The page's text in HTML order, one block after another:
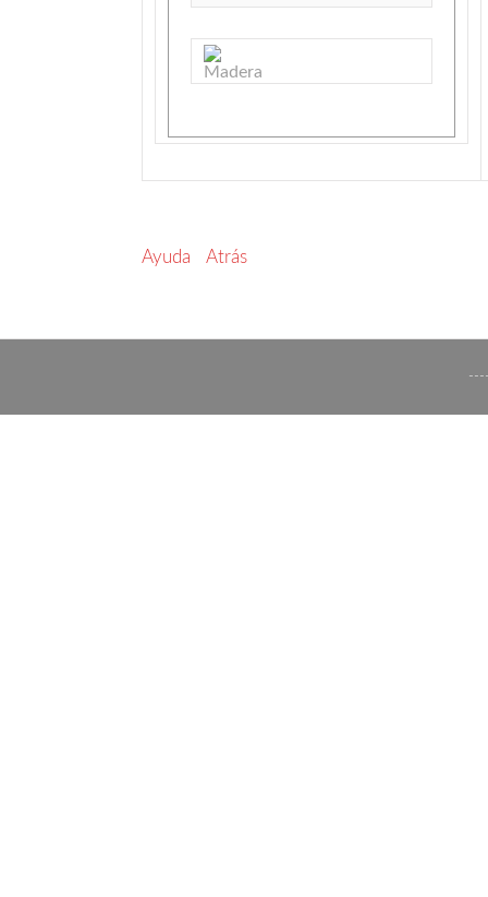
Ayuda Atrás